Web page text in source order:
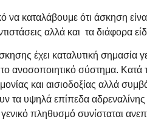
να καταλάβουμε ότι άσκηση
αλλά και τα διάφορα
έχει καταλυτική
ανοσοποιητικό σύστημα. Κατά
και αισιοδοξίας αλλά
τα υψηλά επίπεδα αδρεναλίνης
πληθυσμό συνίσταται